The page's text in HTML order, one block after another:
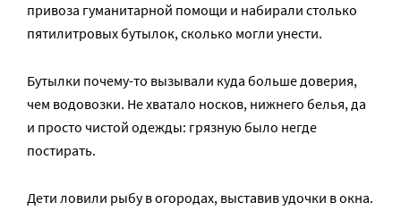
привоза гуманитарной помощи и набирали столько
пятилитровых бутылок, сколько могли унести.
Бутылки почему-то вызывали куда больше доверия,
чем водовозки. Не хватало носков, нижнего белья, да
и просто чистой одежды: грязную было негде
постирать.
Дети ловили рыбу в огородах, выставив удочки в окна.